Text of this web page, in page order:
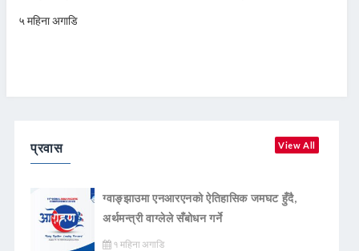
५ महिना अगाडि
प्रवास View All
ग्वाङ्झाउमा एनआरएनको ऐतिहासिक जमघट हुँदै,
अर्थमन्त्री वाग्लेले सँबोधन गर्ने
१ महिना अगाडि